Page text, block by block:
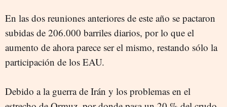
En las dos reuniones anteriores de este año se pactaron
subidas de 206.000 barriles diarios, por lo que el
aumento de ahora parece ser el mismo, restando sólo la
participación de los EAU.
Debido a la guerra de Irán y los problemas en el